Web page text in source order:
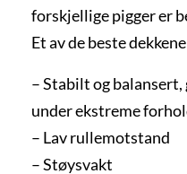
forskjellige pigger er
Et av de beste
– Stabilt og
under ekstreme
– Lav rullemotstand
– Støysvakt